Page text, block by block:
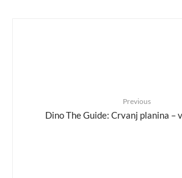
Previous
Dino The Guide: Crvanj planina –